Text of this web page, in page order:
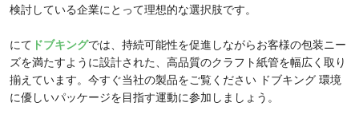
検討している企業にとって理想的な選択肢です。
にて ドブキングでは、持続可能性を促進しながらお客様の包装ニー
ズを満たすように設計された、高品質のクラフト紙管を幅広く取り
揃えています。今すぐ当社の製品をご覧ください ドブキング 環境
に優しいパッケージを目指す運動に参加しましょう。